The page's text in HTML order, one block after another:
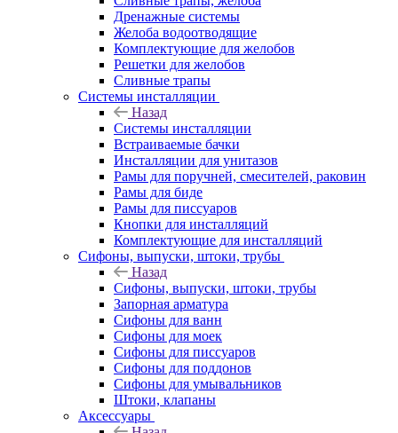
Дренажные системы
Желоба водоотводящие
Комплектующие для желобов
Решетки для желобов
Сливные трапы
Системы инсталляции
Назад
Системы инсталляции
Встраиваемые бачки
Инсталляции для унитазов
Рамы для поручней, смесителей, раковин
Рамы для биде
Рамы для писсуаров
Кнопки для инсталляций
Комплектующие для инсталляций
Сифоны, выпуски, штоки, трубы
Назад
Сифоны, выпуски, штоки, трубы
Запорная арматура
Сифоны для ванн
Сифоны для моек
Сифоны для писсуаров
Сифоны для поддонов
Сифоны для умывальников
Штоки, клапаны
Аксессуары